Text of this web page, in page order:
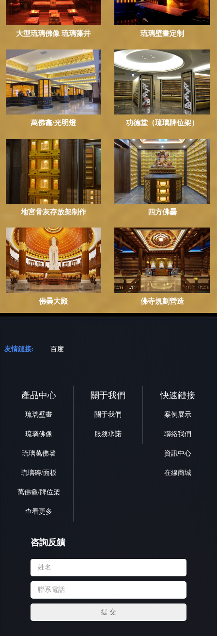
大型琉璃佛像 琉璃藻井 琉璃壁畫定制
萬佛龕/光明燈 功德堂（琉璃牌位架）
地宮骨灰存放架制作 四方佛曇
佛曇大殿 佛寺規劃營造
友情鏈接: 百度
產品中心
琉璃壁畫
琉璃佛像
琉璃萬佛墻
琉璃磚/面板
萬佛龕/牌位架
查看更多
關于我們
關于我們
服務承諾
快速鏈接
案例展示
聯絡我們
資訊中心
在線商城
咨詢反饋